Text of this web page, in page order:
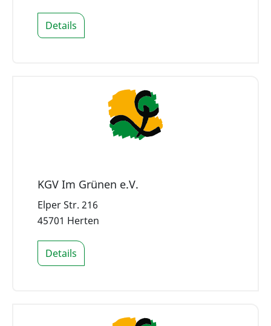
Details
KGV Im Grünen e.V.
Elper Str. 216
45701 Herten
Details